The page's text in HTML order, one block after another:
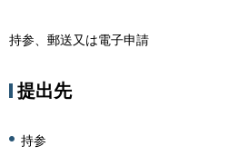
持参、郵送又は電子申請
提出先
持参